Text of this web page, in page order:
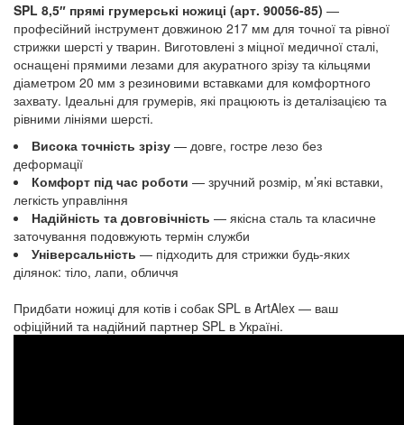
SPL 8,5″ прямі грумерські ножиці (арт. 90056-85) —
професійний інструмент довжиною 217 мм для точної та рівної
стрижки шерсті у тварин. Виготовлені з міцної медичної сталі,
оснащені прямими лезами для акуратного зрізу та кільцями
діаметром 20 мм з резиновими вставками для комфортного
захвату. Ідеальні для грумерів, які працюють із деталізацією та
рівними лініями шерсті.
Висока точність зрізу — довге, гостре лезо без
деформації
Комфорт під час роботи — зручний розмір, м’які вставки,
легкість управління
Надійність та довговічність — якісна сталь та класичне
заточування подовжують термін служби
Універсальність — підходить для стрижки будь-яких
ділянок: тіло, лапи, обличчя
Придбати ножиці для котів і собак SPL в ArtAlex — ваш
офіційний та надійний партнер SPL в Україні.